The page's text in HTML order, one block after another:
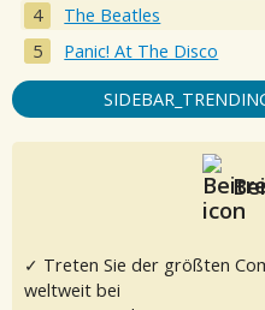
The Beatles
Panic! At The Disco
✓ Treten Sie der größten
weltweit bei